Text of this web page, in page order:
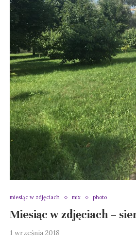
miesiąc w zdjęciach mix photo
Miesiąc w zdjęciach –
1 września 2018